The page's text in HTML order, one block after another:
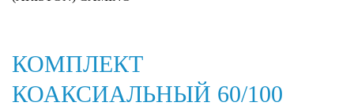
КОМПЛЕКТ
КОАКСИАЛЬНЫЙ 60/100